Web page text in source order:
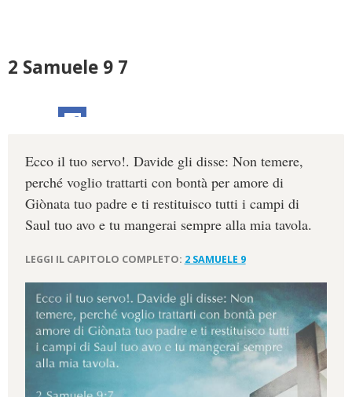
2 Samuele 9 7
Ecco il tuo servo!. Davide gli disse: Non temere,
perché voglio trattarti con bontà per amore di
Giònata tuo padre e ti restituisco tutti i campi di
Saul tuo avo e tu mangerai sempre alla mia tavola.
LEGGI IL CAPITOLO COMPLETO: 2 SAMUELE 9